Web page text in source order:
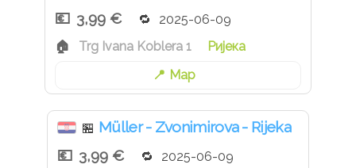
3,99 €
2025-06-09
Trg Ivana Koblera 1
Ријека
Map
🏪 Müller - Zvonimirova - Rijeka
3,99 €
2025-06-09